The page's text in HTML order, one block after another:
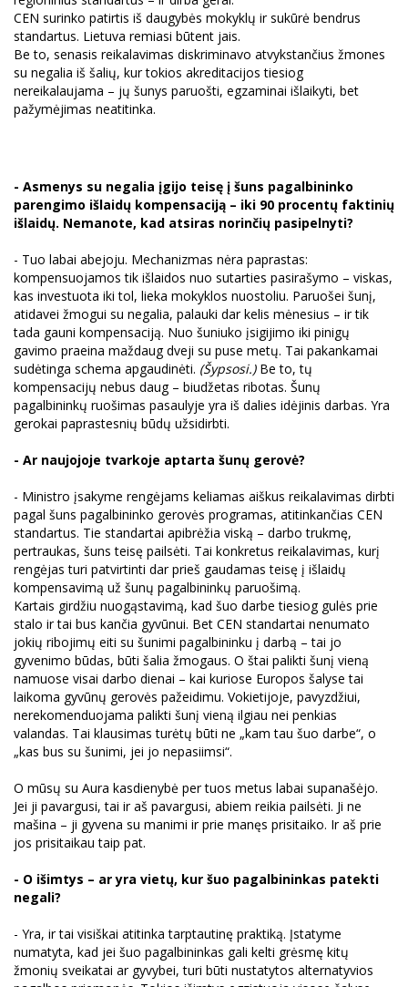
CEN surinko patirtis iš daugybės mokyklų ir sukūrė bendrus
standartus. Lietuva remiasi būtent jais.
Be to, senasis reikalavimas diskriminavo atvykstančius žmones
su negalia iš šalių, kur tokios akreditacijos tiesiog
nereikalaujama – jų šunys paruošti, egzaminai išlaikyti, bet
pažymėjimas neatitinka.
- Asmenys su negalia įgijo teisę į šuns pagalbininko
parengimo išlaidų kompensaciją – iki 90 procentų faktinių
išlaidų. Nemanote, kad atsiras norinčių pasipelnyti?
- Tuo labai abejoju. Mechanizmas nėra paprastas:
kompensuojamos tik išlaidos nuo sutarties pasirašymo – viskas,
kas investuota iki tol, lieka mokyklos nuostoliu. Paruošei šunį,
atidavei žmogui su negalia, palauki dar kelis mėnesius – ir tik
tada gauni kompensaciją. Nuo šuniuko įsigijimo iki pinigų
gavimo praeina maždaug dveji su puse metų. Tai pakankamai
sudėtinga schema apgaudinėti. (Šypsosi.)Be to, tų
kompensacijų nebus daug – biudžetas ribotas. Šunų
pagalbininkų ruošimas pasaulyje yra iš dalies idėjinis darbas. Yra
gerokai paprastesnių būdų užsidirbti.
- Ar naujojoje tvarkoje aptarta šunų gerovė?
- Ministro įsakyme rengėjams keliamas aiškus reikalavimas dirbti
pagal šuns pagalbininko gerovės programas, atitinkančias CEN
standartus. Tie standartai apibrėžia viską – darbo trukmę,
pertraukas, šuns teisę pailsėti. Tai konkretus reikalavimas, kurį
rengėjas turi patvirtinti dar prieš gaudamas teisę į išlaidų
kompensavimą už šunų pagalbininkų paruošimą.
Kartais girdžiu nuogąstavimą, kad šuo darbe tiesiog gulės prie
stalo ir tai bus kančia gyvūnui. Bet CEN standartai nenumato
jokių ribojimų eiti su šunimi pagalbininku į darbą – tai jo
gyvenimo būdas, būti šalia žmogaus. O štai palikti šunį vieną
namuose visai darbo dienai – kai kuriose Europos šalyse tai
laikoma gyvūnų gerovės pažeidimu. Vokietijoje, pavyzdžiui,
nerekomenduojama palikti šunį vieną ilgiau nei penkias
valandas. Tai klausimas turėtų būti ne „kam tau šuo darbe“, o
„kas bus su šunimi, jei jo nepasiimsi“.
O mūsų su Aura kasdienybė per tuos metus labai supanašėjo.
Jei ji pavargusi, tai ir aš pavargusi, abiem reikia pailsėti. Ji ne
mašina – ji gyvena su manimi ir prie manęs prisitaiko. Ir aš prie
jos prisitaikau taip pat.
- O išimtys – ar yra vietų, kur šuo pagalbininkas patekti
negali?
- Yra, ir tai visiškai atitinka tarptautinę praktiką. Įstatyme
numatyta, kad jei šuo pagalbininkas gali kelti grėsmę kitų
žmonių sveikatai ar gyvybei, turi būti nustatytos alternatyvios